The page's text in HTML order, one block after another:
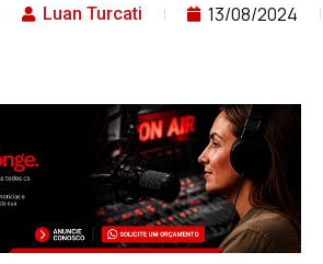
Luan Turcati
13/08/2024